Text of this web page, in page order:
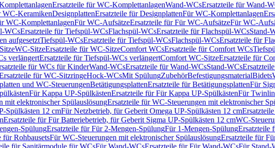
Ersatzteile für WC-KomplettanlagenWand-WCsErsatzteile für Wand-
WC-KeramikenDesignplattenErsatzteile für DesignplattenFür WC-Komplettanlagen
WC-KomplettanlagenFür WC-AufsätzeErsatzteile für Für WC-AufsätzeFür WC-
WCsErsatzteile für Tiefspül-WCsFlachspül-WCsErsatzteile für Flachspül-WCsStand-
aufgesetztTiefspül-WCsErsatzteile für Tiefspül-WCsFlachspül-WCsErsatzteile für
WC-SitzeErsatzteile für WC-SitzeComfort WCsErsatzteile für Comfort WCs
verlängertErsatzteile für Tiefspül-WCs verlängertComfort WC-SitzeErsatzteile für
für WCs für KinderWand-WCsErsatzteile für Wand-WCsStand-WCs
für WC-SitzringeHock-WCsMit SpülungZubehörBefestigungsmaterialBidets
und WC-SteuerungenBetätigungsplattenErsatzteile für BetätigungsplattenFür
Für Kappa UP-SpülkästenErsatzteile für Für Kappa UP-SpülkästenFür
mit elektronischer SpülauslösungErsatzteile für WC-Steuerungen mit elektronischer
Spülkästen 12 cmFür Netzbetrieb, für Geberit Omega UP-Spülkästen 12 cm
Ersatzteile für Für Batteriebetrieb, für Geberit Sigma UP-Spülkästen 12 cmWC-
SpülungErsatzteile für Für 2-Mengen-SpülungFür 1-Mengen-SpülungErsatzteile
für RohbausetsFür WC-Steuerungen mit elektronischer SpülauslösungErsatzteile für
für Sanitärmodule für WCsFür Wand-WCsErsatzteile für Für Wand-WCsFür Stand-